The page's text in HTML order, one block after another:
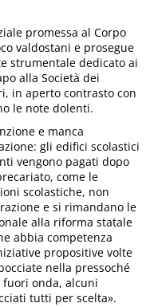
promessa al Corpo
valdostani e prosegue
strumentale dedicato ai
alla Società dei
in aperto contrasto con
le note dolenti.
e manca
gli edifici scolastici
vengono pagati dopo
come le
scolastiche, non
e si rimandano le
alla riforma statale
abbia competenza
propositive volte
nella pressoché
onda, alcuni
tutti per scelta».